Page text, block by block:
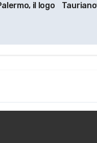
il logo